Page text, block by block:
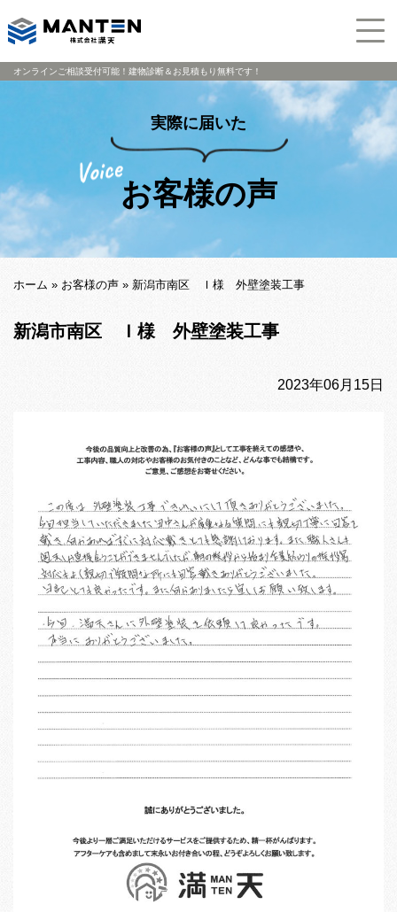
オンラインご相談受付可能！建物診断＆お見積もり無料です！
実際に届いた
お客様の声
ホーム » お客様の声 » 新潟市南区 Ｉ様 外壁塗装工事
新潟市南区 Ｉ様 外壁塗装工事
2023年06月15日